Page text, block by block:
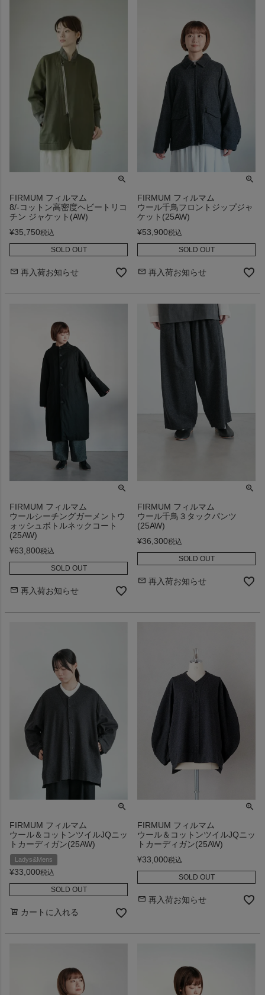
FIRMUM フィルマム
8/-コットン高密度ヘビートリコ
チン ジャケット(AW)
¥35,750税込
SOLD OUT
再入荷お知らせ
FIRMUM フィルマム
ウール千鳥フロントジップジャ
ケット(25AW)
¥53,900税込
SOLD OUT
再入荷お知らせ
FIRMUM フィルマム
ウールシーチングガーメントウ
ォッシュボトルネックコート
(25AW)
¥63,800税込
SOLD OUT
再入荷お知らせ
FIRMUM フィルマム
ウール千鳥３タックパンツ
(25AW)
¥36,300税込
SOLD OUT
再入荷お知らせ
FIRMUM フィルマム
ウール＆コットンツイルJQニッ
トカーディガン(25AW)
Ladys&Mens
¥33,000税込
SOLD OUT
カートに入れる
FIRMUM フィルマム
ウール＆コットンツイルJQニッ
トカーディガン(25AW)
¥33,000税込
SOLD OUT
再入荷お知らせ